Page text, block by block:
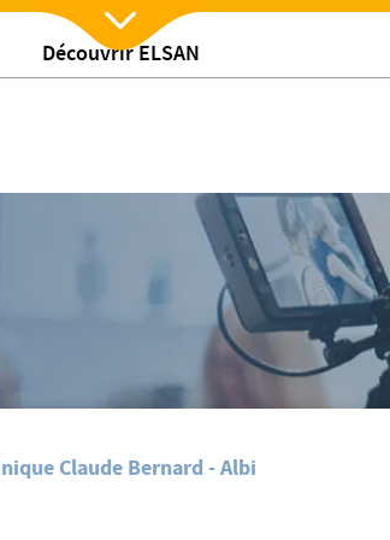
Découvrir ELSAN
Nx:Afficher menu
santé de tous.
Claude Bernard - Albi